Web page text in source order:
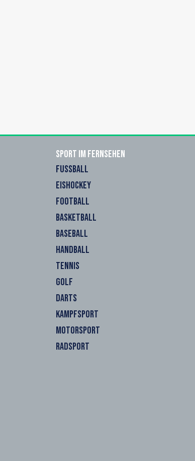
Sport im Fernsehen
FUSSBALL
EISHOCKEY
FOOTBALL
BASKETBALL
BASEBALL
HANDBALL
TENNIS
GOLF
DARTS
KAMPFSPORT
MOTORSPORT
RADSPORT